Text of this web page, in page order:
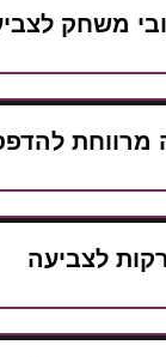
לצביעה